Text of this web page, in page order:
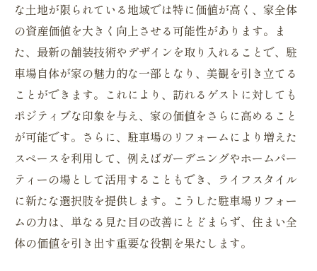
な土地が限られている地域では特に価値が高く、家全体
の資産価値を大きく向上させる可能性があります。ま
た、最新の舗装技術やデザインを取り入れることで、駐
車場自体が家の魅力的な一部となり、美観を引き立てる
ことができます。これにより、訪れるゲストに対しても
ポジティブな印象を与え、家の価値をさらに高めること
が可能です。さらに、駐車場のリフォームにより増えた
スペースを利用して、例えばガーデニングやホームパー
ティーの場として活用することもでき、ライフスタイル
に新たな選択肢を提供します。こうした駐車場リフォー
ムの力は、単なる見た目の改善にとどまらず、住まい全
体の価値を引き出す重要な役割を果たします。